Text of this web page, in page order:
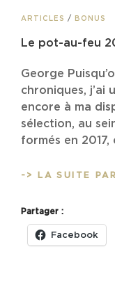
CAT
ARTICLES / BONUS
Le pot-au-feu
George
chroniques, j’ai
encore à ma
sélection, au
formés en
-> LA SUITE
Partager :
Facebook